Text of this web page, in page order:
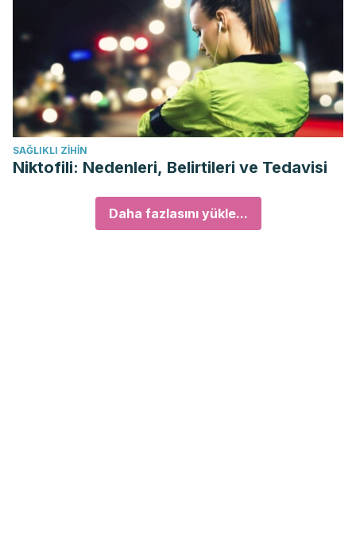
SAĞLIKLI ZIHIN
Niktofili: Nedenleri, Belirtileri ve Tedavisi
Daha fazlasını yükle...